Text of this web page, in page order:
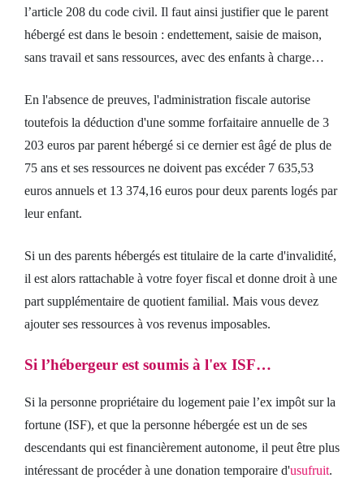
l’article 208 du code civil. Il faut ainsi justifier que le parent
hébergé est dans le besoin : endettement, saisie de maison,
sans travail et sans ressources, avec des enfants à charge…
En l'absence de preuves, l'administration fiscale autorise
toutefois la déduction d'une somme forfaitaire annuelle de 3
203 euros par parent hébergé si ce dernier est âgé de plus de
75 ans et ses ressources ne doivent pas excéder 7 635,53
euros annuels et 13 374,16 euros pour deux parents logés par
leur enfant.
Si un des parents hébergés est titulaire de la carte d'invalidité,
il est alors rattachable à votre foyer fiscal et donne droit à une
part supplémentaire de quotient familial. Mais vous devez
ajouter ses ressources à vos revenus imposables.
Si l’hébergeur est soumis à l'ex ISF…
Si la personne propriétaire du logement paie l’ex impôt sur la
fortune (ISF), et que la personne hébergée est un de ses
descendants qui est financièrement autonome, il peut être plus
intéressant de procéder à une donation temporaire d'usufruit.